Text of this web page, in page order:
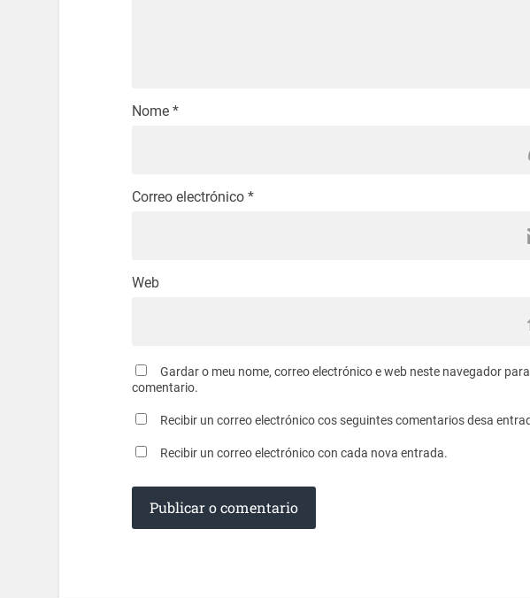
Nome *
Correo electrónico *
Web
Gardar o meu nome, correo electrónico e web neste navegador
comentario.
Recibir un correo electrónico cos seguintes comentarios desa
Recibir un correo electrónico con cada nova entrada.